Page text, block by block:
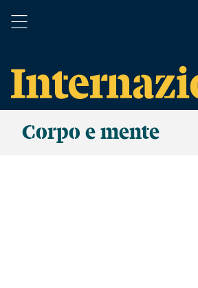
Corpo e mente